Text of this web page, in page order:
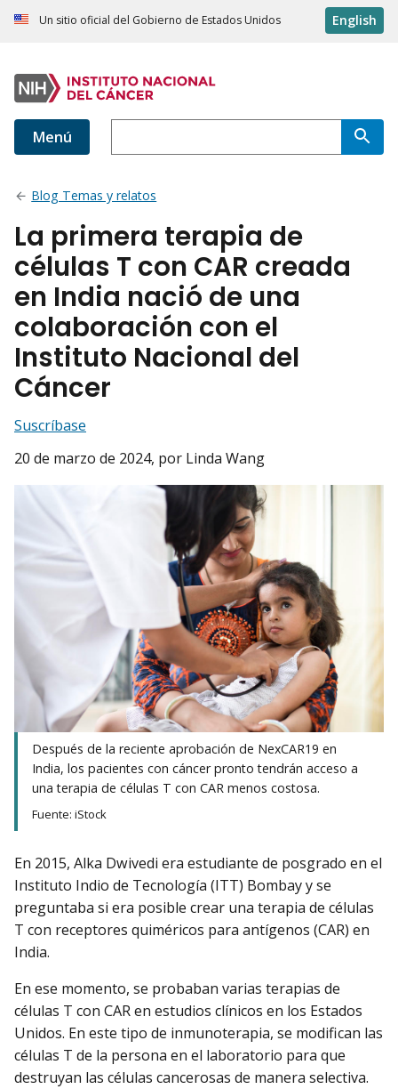
Un sitio oficial del Gobierno de Estados Unidos English
Menú
Blog Temas y relatos
La primera terapia de
células T con CAR creada
en India nació de una
colaboración con el
Instituto Nacional del
Cáncer
Suscríbase
20 de marzo de 2024, por Linda Wang
Después de la reciente aprobación de NexCAR19 en
India, los pacientes con cáncer pronto tendrán acceso a
una terapia de células T con CAR menos costosa.
Fuente: iStock
En 2015, Alka Dwivedi era estudiante de posgrado en el
Instituto Indio de Tecnología (ITT) Bombay y se
preguntaba si era posible crear una terapia de células
T con receptores quiméricos para antígenos (CAR) en
India.
En ese momento, se probaban varias terapias de
células T con CAR en estudios clínicos en los Estados
Unidos. En este tipo de inmunoterapia, se modifican las
células T de la persona en el laboratorio para que
destruyan las células cancerosas de manera selectiva.